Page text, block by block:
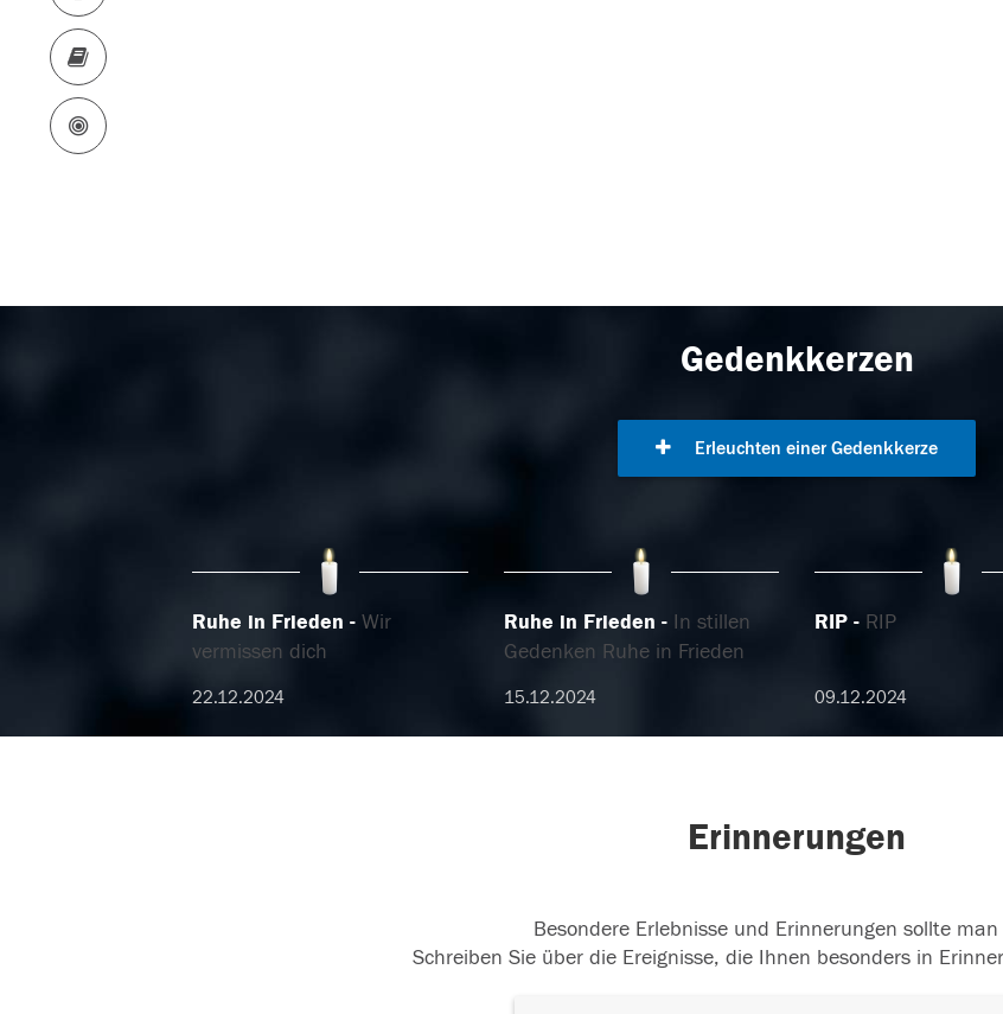
Gedenkkerzen
Erleuchten einer Gedenkkerze
Ruhe in Frieden
Wir
vermissen dich
22.12.2024
Ruhe in Frieden
In stillen
Gedenken Ruhe in Frieden
15.12.2024
RIP RIP
09.12.2024
Erinnerungen
Besondere Erlebnisse und Erinnerungen sollte
Schreiben Sie über die Ereignisse, die Ihnen besonders in